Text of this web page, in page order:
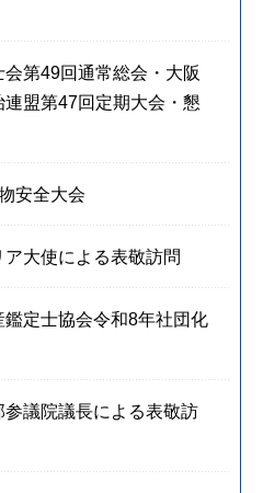
第49回通常総会・大阪
盟第47回定期大会・懇
安全大会
大使による表敬訪問
鑑定士協会令和8年社団化
参議院議長による表敬訪